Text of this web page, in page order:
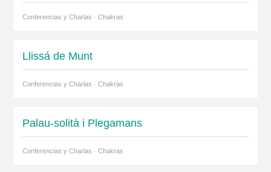
Conferencias y Charlas · Chakras
Llissá de Munt
Conferencias y Charlas · Chakras
Palau-solità i Plegamans
Conferencias y Charlas · Chakras